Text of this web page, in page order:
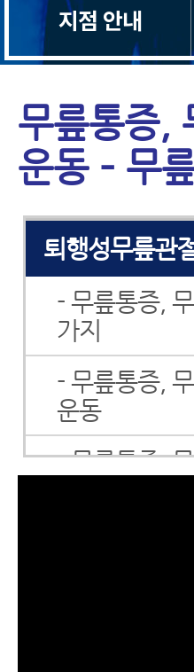
지점 안내
무릎통증,
운동 – 무
오십견
회전근개파열
테니스엘보·골
퇴행성무릎관
- 무릎통증,
가지
- 무릎통증,
운동
- 무릎통증,